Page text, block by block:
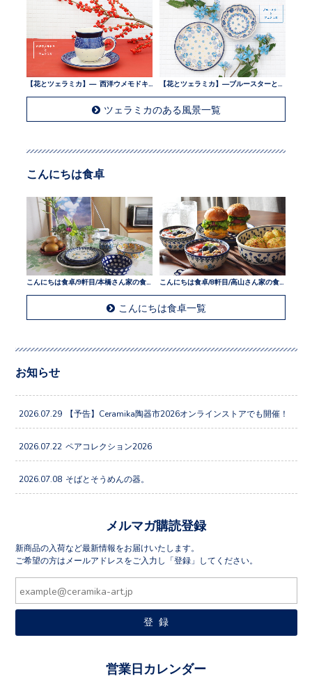
ツェラミカのある風景一覧
こんにちは食卓
こんにちは食卓/9軒目/本橋さん家の食卓
こんにちは食卓一覧
お知らせ
2026.07.29 【予告】Ceramika陶器市2026オンラインストアでも開催！
2026.07.22 ペアコレクション2026
2026.07.08 そばとそうめんの器。
メルマガ購読登録
新商品の入荷など最新情報をお届けいたします。
ご希望の方はメールアドレスをご入力し「登録」してください。
営業日カレンダー